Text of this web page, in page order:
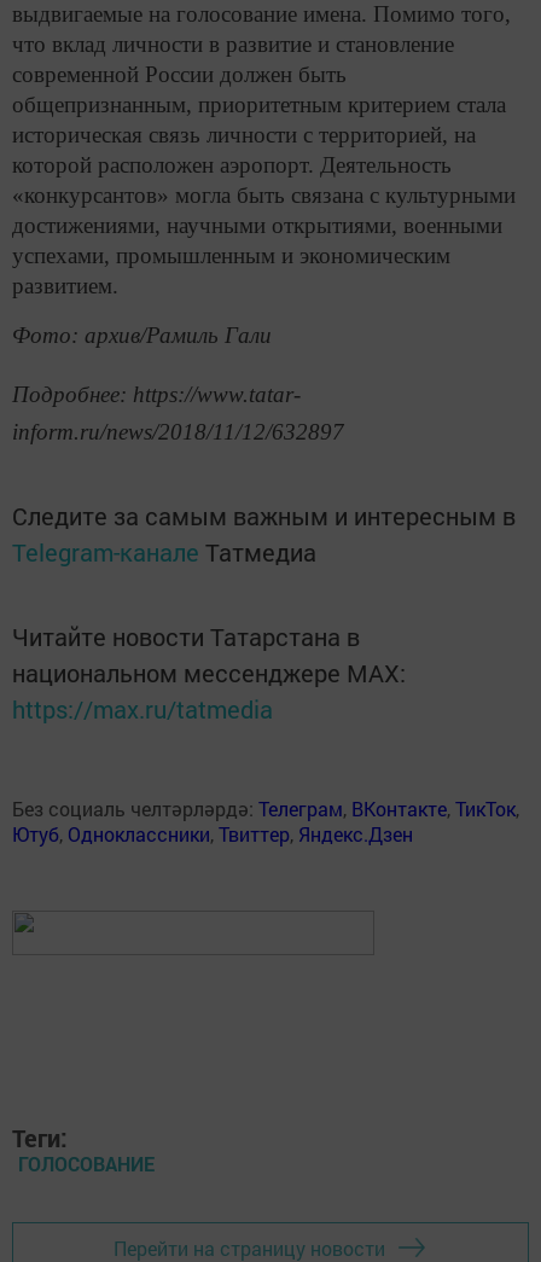
выдвигаемые на голосование имена. Помимо того,
что вклад личности в развитие и становление
современной России должен быть
общепризнанным, приоритетным критерием стала
историческая связь личности с территорией, на
которой расположен аэропорт. Деятельность
«конкурсантов» могла быть связана с культурными
достижениями, научными открытиями, военными
успехами, промышленным и экономическим
развитием.
Фото: архив/Рамиль Гали
Подробнее: https://www.tatar-
inform.ru/news/2018/11/12/632897
Следите за самым важным и интересным в
Telegram-канале Татмедиа
Читайте новости Татарстана в
национальном мессенджере MАХ:
https://max.ru/tatmedia
Без социаль челтәрләрдә: Телеграм, ВКонтакте,ТикТок,
Ютуб, Одноклассники,Твиттер, Яндекс.Дзен
Теги:
ГОЛОСОВАНИЕ
Перейти на страницу новости